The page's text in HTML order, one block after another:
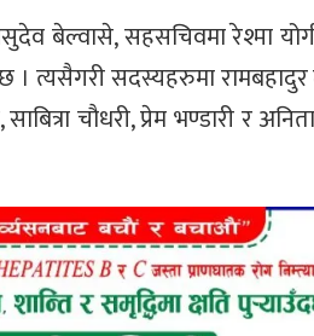
बेल्वासे, सहसचिवमा रेश्मा
। त्यसैगरी सदस्यहरुमा रामबहादुर
चौधरी, प्रेम भण्डारी र अनिता